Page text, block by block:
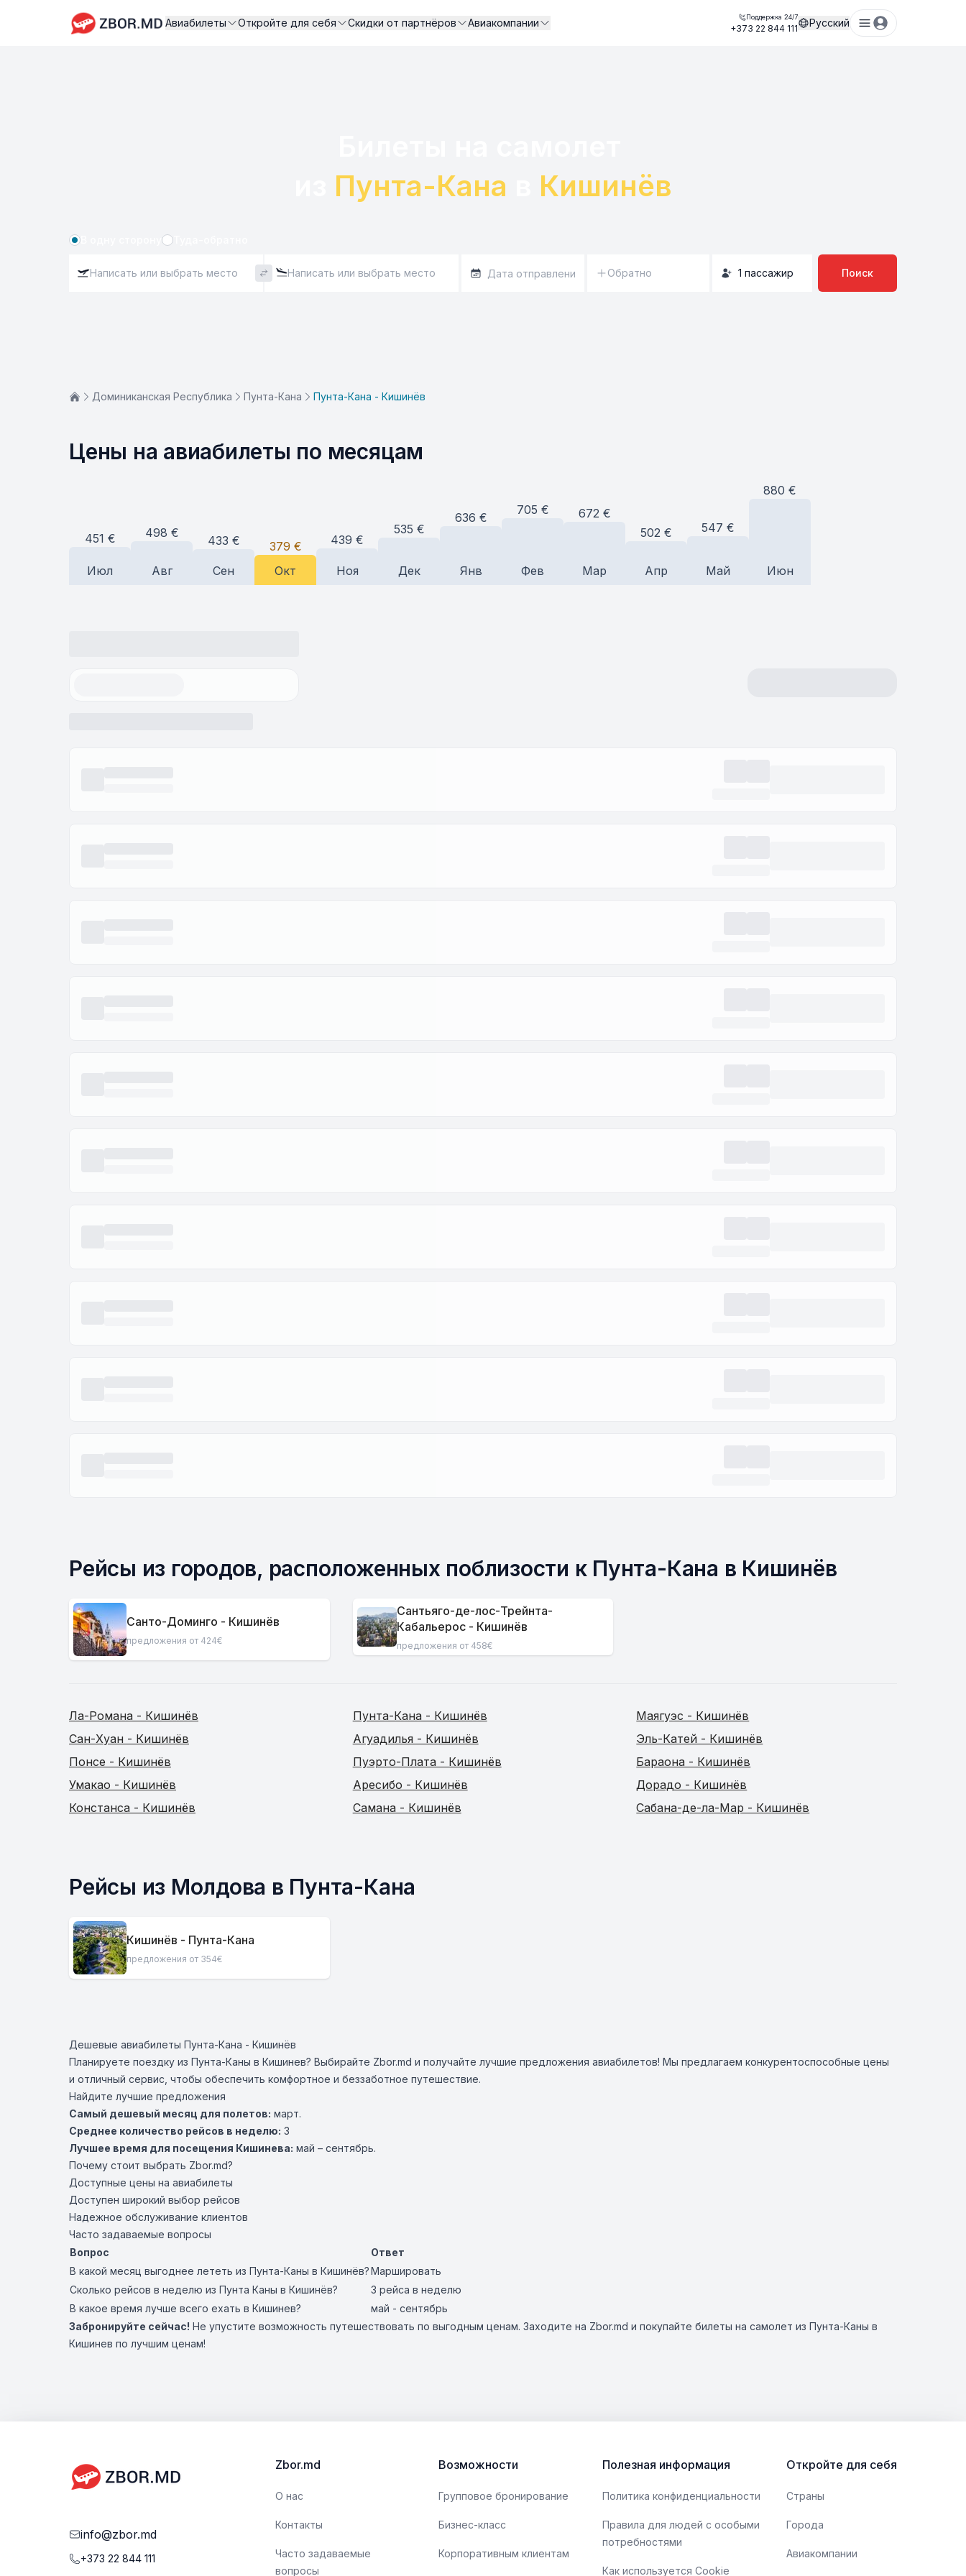
Авиабилеты Откройте для себя Скидки от партнёров Авиакомпании Поддержка 24/7
+373 22 844 111 Русский
Пунта-Кана Кишинёв
Обратно 1 пассажир Поиск
Доминиканская Республика Пунта-Кана Пунта-Кана - Кишинёв
Цены на авиабилеты по месяцам
451 €
Июл
498 €
Авг
433 €
Сен
379 €
Окт
439 €
Ноя
535 €
Дек
636 €
Янв
705 €
Фев
672 €
Мар
502 €
Апр
547 €
Май
880 €
Июн
Рейсы из городов, расположенных поблизости к Пунта-Кана в Кишинёв
Санто-Доминго - Кишинёв
предложения от 424€
Сантьяго-де-лос-Трейнта-
Кабальерос - Кишинёв
предложения от 458€
Ла-Романа - Кишинёв Пунта-Кана - Кишинёв
Маягуэс - Кишинёв
Сан-Хуан - Кишинёв
Агуадилья - Кишинёв
Эль-Катей - Кишинёв
Понсе - Кишинёв
Пуэрто-Плата - Кишинёв
Бараона - Кишинёв
Умакао - Кишинёв
Аресибо - Кишинёв
Дорадо - Кишинёв
Констанса - Кишинёв
Самана - Кишинёв Сабана-де-ла-Мар - Кишинёв
Рейсы из Молдова в Пунта-Кана
Кишинёв - Пунта-Кана
предложения от 354€
Дешевые авиабилеты Пунта-Кана - Кишинёв
Планируете поездку из Пунта-Каны в Кишинев? Выбирайте Zbor.md и получайте лучшие предложения авиабилетов! Мы предлагаем конкурентоспособные цены
и отличный сервис, чтобы обеспечить комфортное и беззаботное путешествие.
Найдите лучшие предложения
Самый дешевый месяц для полетов: март.
Среднее количество рейсов в неделю: 3
Лучшее время для посещения Кишинева: май – сентябрь.
Почему стоит выбрать Zbor.md?
Доступные цены на авиабилеты
Доступен широкий выбор рейсов
Надежное обслуживание клиентов
Часто задаваемые вопросы
Вопрос
Ответ
В какой месяц выгоднее лететь из Пунта-Каны в Кишинёв?Маршировать
Сколько рейсов в неделю из Пунта Каны в Кишинёв?
3 рейса в неделю
В какое время лучше всего ехать в Кишинев?
май - сентябрь
Забронируйте сейчас! Не упустите возможность путешествовать по выгодным ценам. Заходите на Zbor.md и покупайте билеты на самолет из Пунта-Каны в
Кишинев по лучшим ценам!
info@zbor.md
+373 22 844 111
Zbor.md
О нас
Контакты
Часто задаваемые
вопросы
Возможности
Групповое бронирование
Бизнес-класс
Корпоративным клиентам
Полезная информация
Политика конфиденциальности
Правила для людей с особыми
потребностями
Как используется Cookie
Откройте для себя
Страны
Города
Авиакомпании